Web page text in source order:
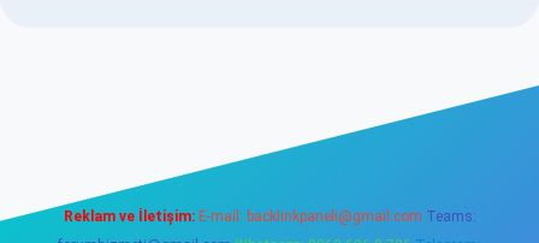
Reklam ve İletişim: E-mail: backlinkpaneli@gmail.com Teams: